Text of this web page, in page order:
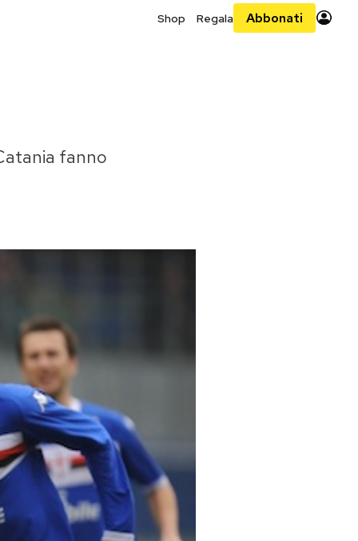
Shop Regala Abbonati
fanno